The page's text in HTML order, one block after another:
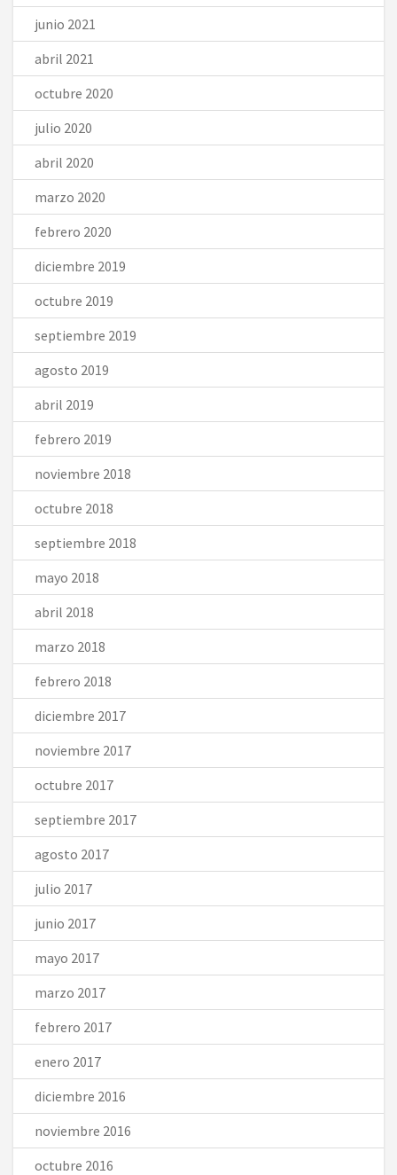
junio 2021
abril 2021
octubre 2020
julio 2020
abril 2020
marzo 2020
febrero 2020
diciembre 2019
octubre 2019
septiembre 2019
agosto 2019
abril 2019
febrero 2019
noviembre 2018
octubre 2018
septiembre 2018
mayo 2018
abril 2018
marzo 2018
febrero 2018
diciembre 2017
noviembre 2017
octubre 2017
septiembre 2017
agosto 2017
julio 2017
junio 2017
mayo 2017
marzo 2017
febrero 2017
enero 2017
diciembre 2016
noviembre 2016
octubre 2016